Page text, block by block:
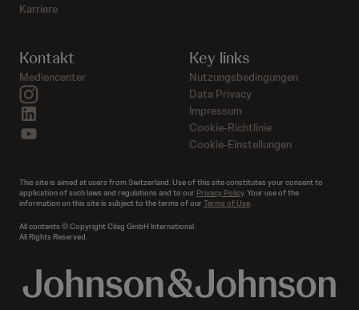
Karriere
Kontakt
Mediencenter
Key links
Nutzungsbedingungen
Data Privacy
Impressum
Cookie-Richtlinie
Cookie-Einstellungen
This site is aimed at users from Switzerland. Use of this site constitutes your consent to
application of such laws and regulations and to our Privacy Policy. Your use of the
information on this site is subject to the terms of ourTerms of Use.
All contents © Copyright Cilag GmbH International.
All Rights Reserved.